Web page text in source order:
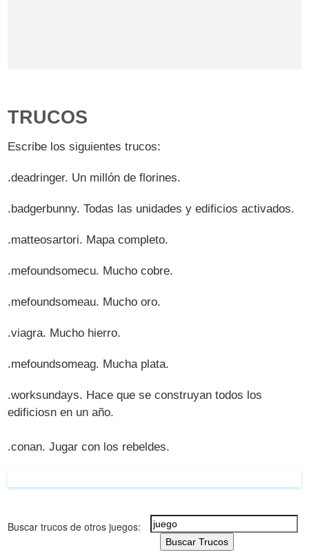
TRUCOS
Escribe los siguientes trucos:
.deadringer. Un millón de florines.
.badgerbunny. Todas las unidades y edificios activados.
.matteosartori. Mapa completo.
.mefoundsomecu. Mucho cobre.
.mefoundsomeau. Mucho oro.
.viagra. Mucho hierro.
.mefoundsomeag. Mucha plata.
.worksundays. Hace que se construyan todos los
edificiosn en un año.
.conan. Jugar con los rebeldes.
Buscar trucos de otros juegos:
Buscar Trucos